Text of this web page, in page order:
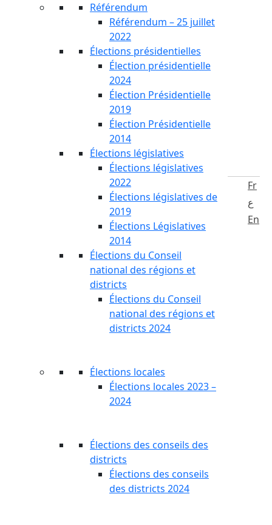
Référendum
Référendum – 25 juillet
2022
Élections présidentielles
Élection présidentielle
2024
Élection Présidentielle
2019
Élection Présidentielle
2014
Élections législatives
Élections législatives
2022
Élections législatives de
2019
Élections Législatives
2014
Élections du Conseil
national des régions et
districts
Élections du Conseil
national des régions et
districts 2024
Élections locales
Élections locales 2023 –
2024
Élections des conseils des
districts
Élections des conseils
des districts 2024
Fr
ع
En